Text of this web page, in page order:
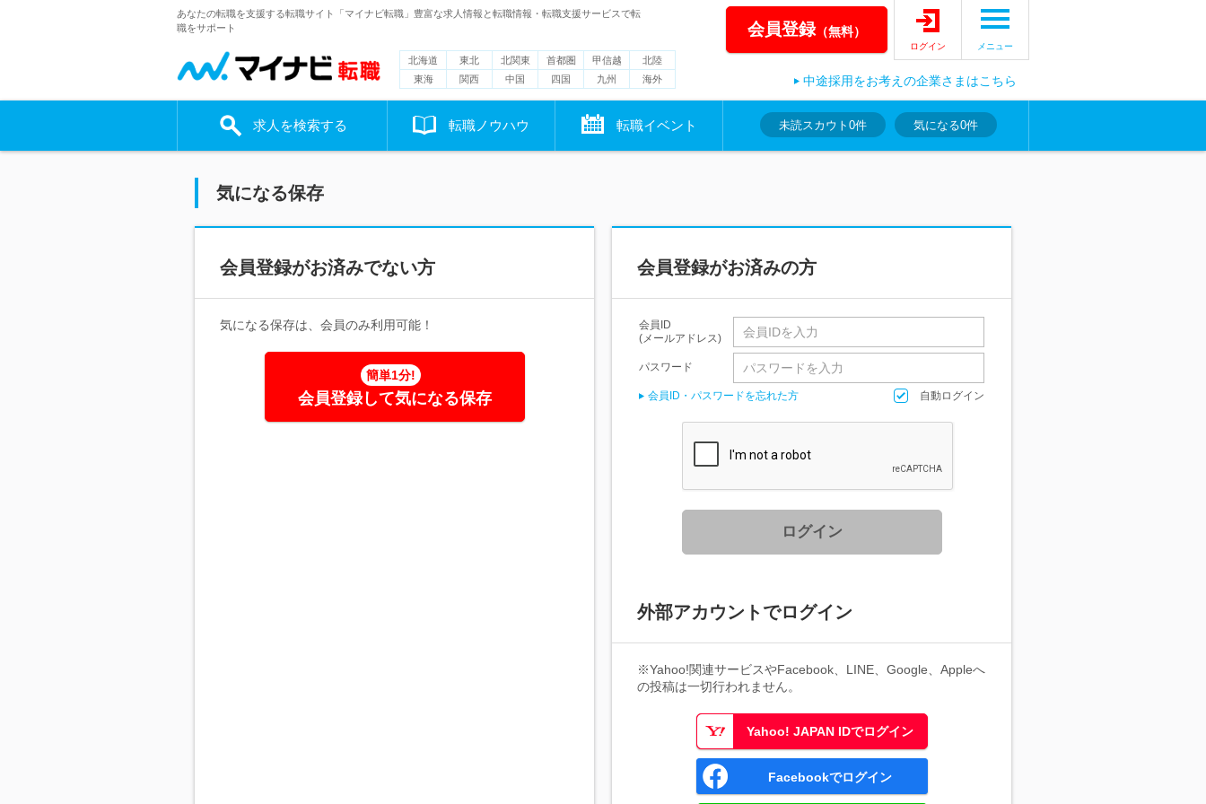
あなたの転職を支援する転職サイト「マイナビ転職」豊富な求人情報と転職情報・転職支援サービスで転
職をサポート
北海道 東北 北関東 首都圏 甲信越
北陸
東海
関西 中国 四国 九州 海外
会員登録（無料）
ログイン メニュー
中途採用をお考えの企業さまはこちら
求人を検索する 転職ノウハウ 転職イベント 未読スカウト 0件 気になる0件
気になる保存
会員登録がお済みでない方
気になる保存は、会員のみ利用可能！
簡単1分!
会員登録して気になる保存
会員登録がお済みの方
会員ID
(メールアドレス)
パスワード
会員ID・パスワードを忘れた方 自動ログイン
ログイン
外部アカウントでログイン
※Yahoo!関連サービスやFacebook、LINE、Google、Appleへ
の投稿は一切行われません。
Yahoo! JAPAN IDでログイン
Facebookでログイン